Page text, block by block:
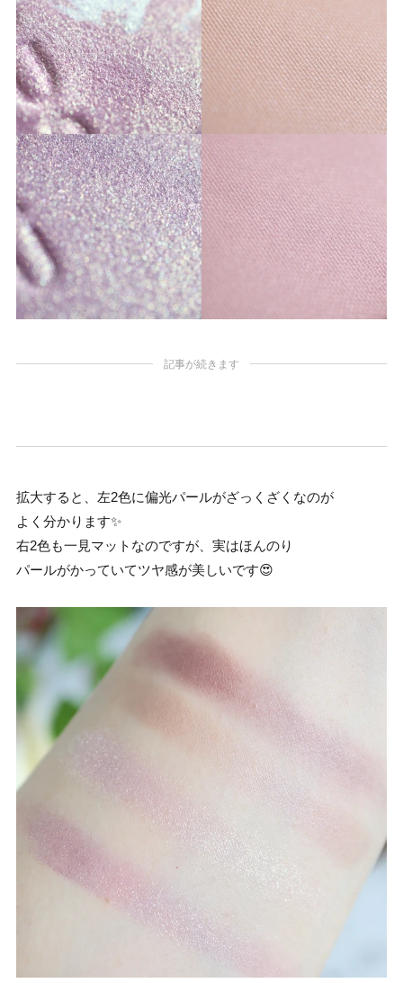
記事が続きます
拡大すると、左2色に偏光パールがざっくざくなのが
よく分かります✨
右2色も一見マットなのですが、実はほんのり
パールがかっていてツヤ感が美しいです😍